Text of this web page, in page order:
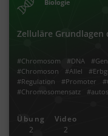
Biologie
Zelluläre Grundlagen
#Chromosom #DNA
#Chromoson
#Allel
#Regulation
#Promoter
#Chromosomensatz
Übung
2
Video
2